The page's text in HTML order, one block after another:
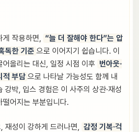
게 작용하면, “늘 더 잘해야 한다”는 압
독한 기준 으로 이어지기 쉽습니다. 이
올리는 대신, 일정 시점 이후 번아웃·
적 부담 으로 나타날 가능성도 함께 내
강박, 입스 경험은 이 사주의 상관·재성
어지는 부분입니다.
재성이 강하게 드러나면, 감정 기복·걱